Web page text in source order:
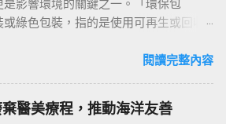
影響環境的關鍵之一。「環保包
綠色包裝，指的是使用可再生或回收
淨能源。本文將透過環保包裝案例、法
裝的定義與核心價值 環保包裝不僅是
還包括以下核心價值： 材質選擇 ：優
閱讀完整內容
醫美療程，推動海洋友善